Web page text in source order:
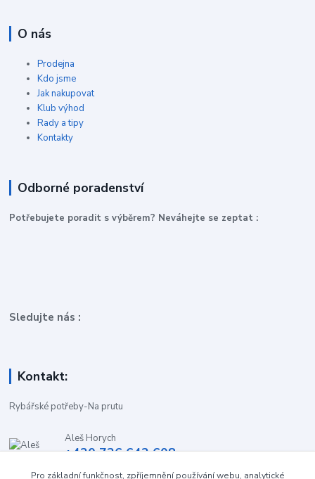
O nás
Prodejna
Kdo jsme
Jak nakupovat
Klub výhod
Rady a tipy
Kontakty
Odborné poradenství
Potřebujete poradit s výběrem? Neváhejte se zeptat :
Sledujte nás :
Kontakt:
Rybářské potřeby-Na prutu
Aleš Horych
+420 736 642 608
Pro základní funkčnost, zpříjemnění používání webu, analytické